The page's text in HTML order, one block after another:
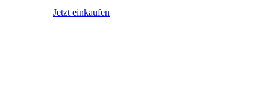
Jetzt einkaufen